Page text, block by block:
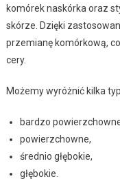
komórek naskórka oraz
skórze. Dzięki
przemianę komórkową,
cery.
Możemy wyróżnić kilka
bardzo
powierzchowne,
średnio głębokie,
głębokie.